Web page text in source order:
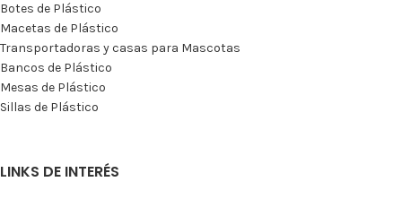
Botes de Plástico
Macetas de Plástico
Transportadoras y casas para Mascotas
Bancos de Plástico
Mesas de Plástico
Sillas de Plástico
LINKS DE INTERÉS